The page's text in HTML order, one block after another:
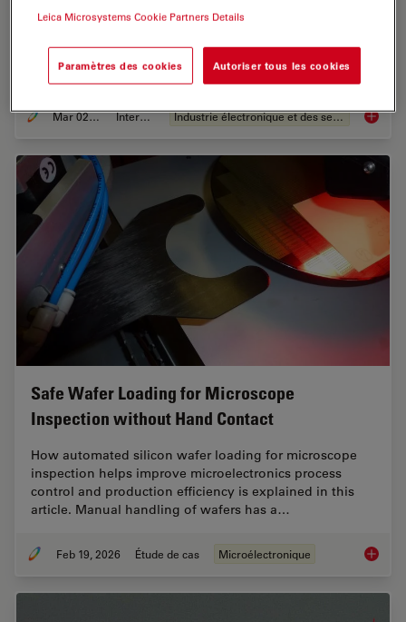
As the scale of integrated circuits (ICs) on
of organic contamination, like photoresist residue, and
defects during wafer inspection is becoming…
Mar 02, 2026 Interviews Industrie électronique et des semi-conducteurs
Safe Wafer Loading for Microscope
Inspection without Hand Contact
How automated silicon wafer loading for microscope
inspection helps improve microelectronics process
control and production efficiency is explained in this
article. Manual handling of wafers has a…
Feb 19, 2026 Étude de cas Microélectronique Safe
Leica Microsystems Cookie Partners Details
Paramètres des cookies Autoriser tous les cookies